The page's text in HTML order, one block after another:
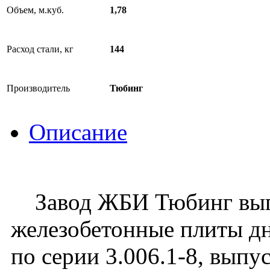
Объем, м.куб. 1,78
Расход стали, кг 144
Производитель Тюбинг
Описание
Завод ЖБИ Тюбинг
железобетонные плиты
по серии 3.006.1-8,